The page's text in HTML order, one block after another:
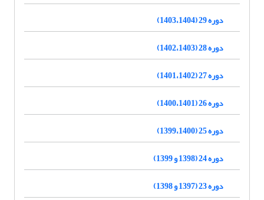
دوره 29 (1403،1404)
دوره 28 (1402،1403)
دوره 27 (1401،1402)
دوره 26 (1400،1401)
دوره 25 (1399،1400)
دوره 24 (1398 و 1399)
دوره 23 (1397 و 1398)